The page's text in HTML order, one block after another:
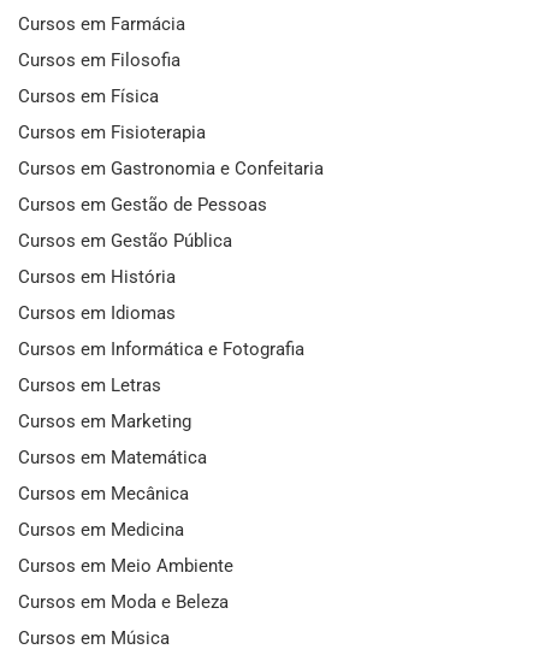
Cursos em Farmácia
Cursos em Filosofia
Cursos em Física
Cursos em Fisioterapia
Cursos em Gastronomia e Confeitaria
Cursos em Gestão de Pessoas
Cursos em Gestão Pública
Cursos em História
Cursos em Idiomas
Cursos em Informática e Fotografia
Cursos em Letras
Cursos em Marketing
Cursos em Matemática
Cursos em Mecânica
Cursos em Medicina
Cursos em Meio Ambiente
Cursos em Moda e Beleza
Cursos em Música